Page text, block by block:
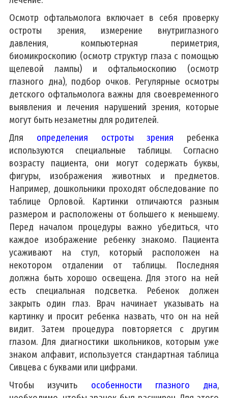
Осмотр офтальмолога включает в себя проверку
остроты зрения, измерение внутриглазного
давления, компьютерная периметрия,
биомикроскопию (осмотр структур глаза с помощью
щелевой лампы) и офтальмоскопию (осмотр
глазного дна), подбор очков. Регулярные осмотры
детского офтальмолога важны для своевременного
выявления и лечения нарушений зрения, которые
могут быть незаметны для родителей.
Для определения остроты зрения ребенка
используются специальные таблицы. Согласно
возрасту пациента, они могут содержать буквы,
фигуры, изображения животных и предметов.
Например, дошкольники проходят обследование по
таблице Орловой. Картинки отличаются разным
размером и расположены от большего к меньшему.
Перед началом процедуры важно убедиться, что
каждое изображение ребенку знакомо. Пациента
усаживают на стул, который расположен на
некотором отдалении от таблицы. Последняя
должна быть хорошо освещена. Для этого на ней
есть специальная подсветка. Ребенок должен
закрыть один глаз. Врач начинает указывать на
картинку и просит ребенка назвать, что он на ней
видит. Затем процедура повторяется с другим
глазом. Для диагностики школьников, которым уже
знаком алфавит, используется стандартная таблица
Сивцева с буквами или цифрами.
Чтобы изучить особенности глазного дна,